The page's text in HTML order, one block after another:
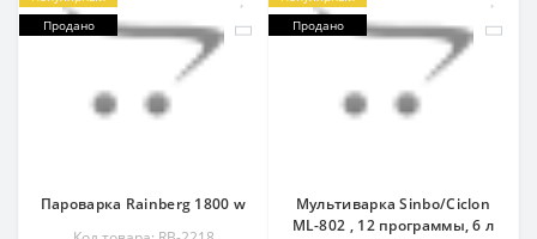
Продано
Пароварка Rainberg 1800 w
Продано
Мультиварка Sinbo/Ciclon
ML-802 , 12 программы, 6 л